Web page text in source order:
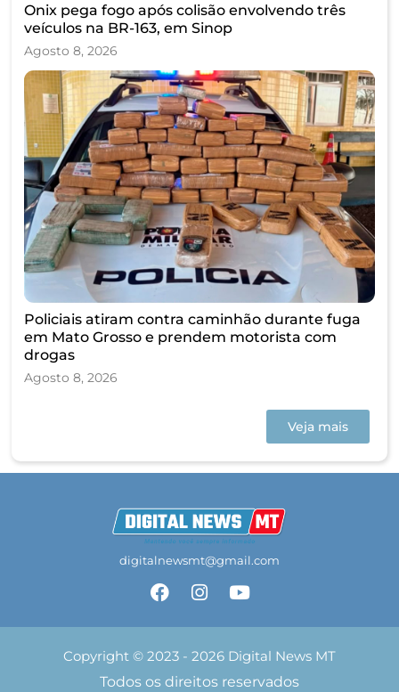
Onix pega fogo após colisão envolvendo três
veículos na BR-163, em Sinop
Agosto 8, 2026
Policiais atiram contra caminhão durante fuga
em Mato Grosso e prendem motorista com
drogas
Agosto 8, 2026
Veja mais
digitalnewsmt@gmail.com
Copyright © 2023 - 2026 Digital News MT
Todos os direitos reservados